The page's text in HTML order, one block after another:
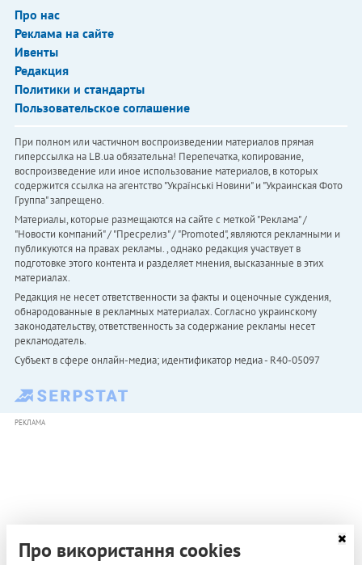
Про нас
Реклама на сайте
Ивенты
Редакция
Политики и стандарты
Пользовательское соглашение
При полном или частичном воспроизведении материалов прямая
гиперссылка на LB.ua обязательна! Перепечатка, копирование,
воспроизведение или иное использование материалов, в которых
содержится ссылка на агентство "Українськi Новини" и "Украинская Фото
Группа" запрещено.
Материалы, которые размещаются на сайте с меткой "Реклама" /
"Новости компаний" / "Пресрелиз" / "Promoted", являются рекламными и
публикуются на правах рекламы. , однако редакция участвует в
подготовке этого контента и разделяет мнения, высказанные в этих
материалах.
Редакция не несет ответственности за факты и оценочные суждения,
обнародованные в рекламных материалах. Согласно украинскому
законодательству, ответственность за содержание рекламы несет
рекламодатель.
Субъект в сфере онлайн-медиа; идентификатор медиа - R40-05097
РЕКЛАМА
Про використання cookies